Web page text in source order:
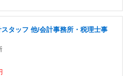
タッフ 他/会計事務所・税理士事